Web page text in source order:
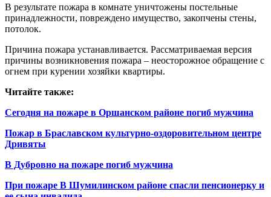
В результате пожара в комнате уничтожены постельные
принадлежности, повреждено имущество, закопчены стены,
потолок.
Причина пожара устанавливается. Рассматриваемая версия
причины возникновения пожара – неосторожное обращение с
огнем при курении хозяйки квартиры.
Читайте также:
Сегодня на пожаре в Оршанском районе погиб мужчина
Пожар в Браславском культурно-оздоровительном центре
Дривяты
В Дубровно на пожаре погиб мужчина
При пожаре В Шумилинском районе спасли пенсионерку и